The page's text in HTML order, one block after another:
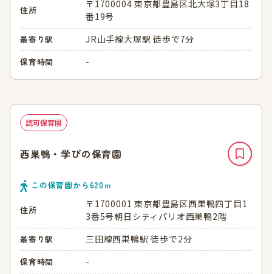
住所
〒1700004 東京都豊島区北大塚3丁目18
番19号
最寄り駅 JR山手線大塚駅 徒歩で7分
保育時間 -
認可保育園
西巣鴨・学びの保育園
この保育園から620ｍ
住所
〒1700001 東京都豊島区西巣鴨四丁目1
3番5号朝日シティパリオ西巣鴨2階
最寄り駅 三田線西巣鴨駅 徒歩で2分
保育時間 -